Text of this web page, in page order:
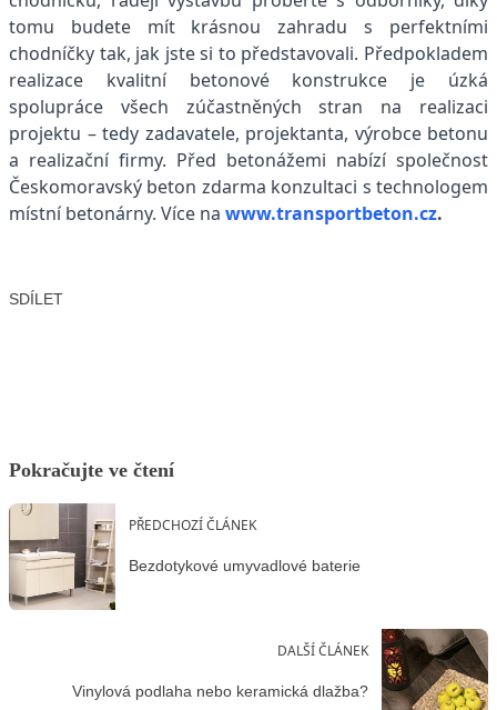
tomu budete mít krásnou zahradu s perfektními
chodníčky tak, jak jste si to představovali. Předpokladem
realizace kvalitní betonové konstrukce je úzká
spolupráce všech zúčastněných stran na realizaci
projektu – tedy zadavatele, projektanta, výrobce betonu
a realizační firmy. Před betonážemi nabízí společnost
Českomoravský beton zdarma konzultaci s technologem
místní betonárny. Více na www.transportbeton.cz.
SDÍLET
Pokračujte ve čtení
PŘEDCHOZÍ ČLÁNEK
Bezdotykové umyvadlové baterie
DALŠÍ ČLÁNEK
Vinylová podlaha nebo keramická dlažba?